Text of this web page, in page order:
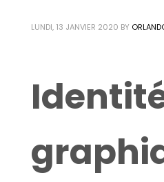
LUNDI, 13 JANVIER 2020 BY